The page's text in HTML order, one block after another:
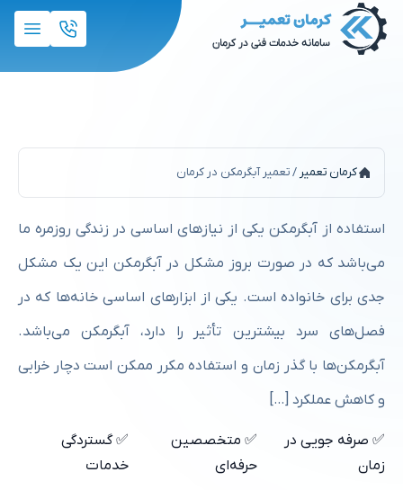
کرمان تعمیر /تعمیر آبگرمکن در کرمان
استفاده از آبگرمکن یکی از نیازهای اساسی در زندگی روزمره ما
می‌باشد که در صورت بروز مشکل در آبگرمکن این یک مشکل
جدی برای خانواده است. یکی از ابزارهای اساسی خانه‌ها که در
فصل‌های سرد بیشترین تأثیر را دارد، آبگرمکن می‌باشد.
آبگرمکن‌ها با گذر زمان و استفاده مکرر ممکن است دچار خرابی
و کاهش عملکرد […]
✅ صرفه جویی در
زمان
✅ متخصصین
حرفه‌ای
✅ گستردگی
خدمات